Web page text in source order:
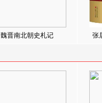
魏晋南北朝史札记 张